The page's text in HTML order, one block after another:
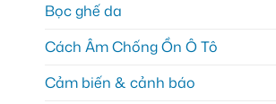
Bọc ghế da
Cách Âm Chống Ồn Ô Tô
Cảm biến & cảnh báo